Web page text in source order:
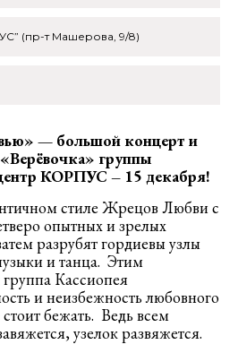
(пр-т Машерова, 9/8)
— большой концерт и
группы
КОРПУС – 15 декабря!
стиле Жрецов Любви с
опытных и зрелых
разрубят гордиевы узлы
и танца. Этим
Кассиопея
и неизбежность любовного
бежать. Ведь всем
узелок развяжется.